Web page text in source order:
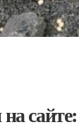
сайте: